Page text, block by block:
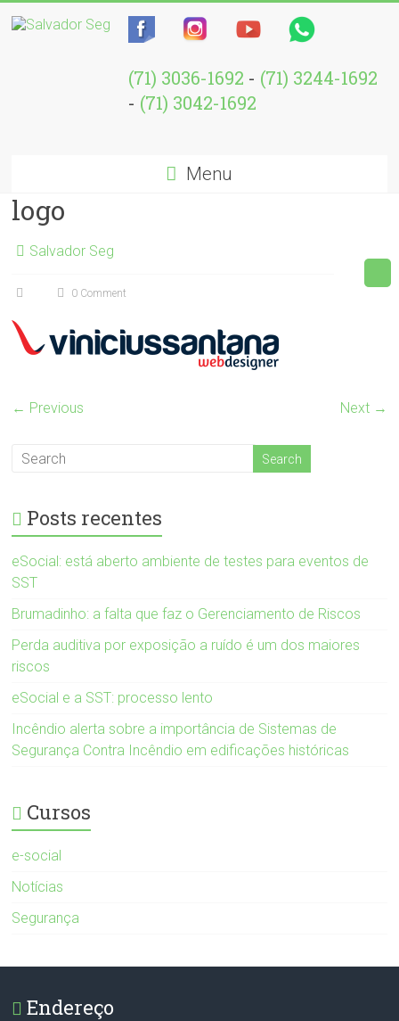
(71) 3036-1692 - (71) 3244-1692
- (71) 3042-1692
Menu
logo
Salvador Seg
0 Comment
← Previous Next →
Posts recentes
eSocial: está aberto ambiente de testes para eventos de
SST
Brumadinho: a falta que faz o Gerenciamento de Riscos
Perda auditiva por exposição a ruído é um dos maiores
riscos
eSocial e a SST: processo lento
Incêndio alerta sobre a importância de Sistemas de
Segurança Contra Incêndio em edificações históricas
Cursos
e-social
Notícias
Segurança
Endereço